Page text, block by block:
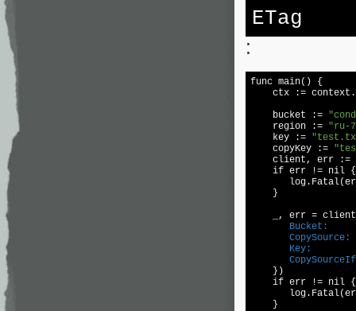
ETag
:
func main() {
ctx :=
    bucket :=
    region :=
"ru-
    key :=
    copyKey :=
client, err
    if err !=
nil
    }
_, err =
       Bucket:
       CopySource:
       Key:
    })
    if err !=
nil
    }